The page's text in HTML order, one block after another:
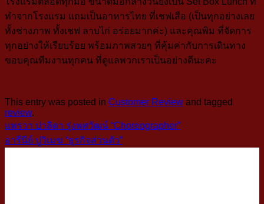
ทำจากโรงแรม แถมเป็นอาหารไทย ที่เชฟเสือ (เป็นทุกอย่างเลย
ทั้งช่างภาพ ทั้งเชฟ ลาบไก่ อร่อยมากค่ะ) และคุณพิม ที่จัดการ
ทุกอย่างให้เรียบร้อย พร้อมภาพสวยๆ ที่คุ้มค่ากับการเดินทาง
ขอบคุณทีมงานทุกคน ที่ดูแลพวกเราเป็นอย่างดีนะคะ
This entry was posted in Customer Review and tagged
review.
แพรวา ปาลิดา รุ่งพศวัฒน์ “Choreographer”
อารีนีย์ ปูวิเมฆ “ธุรกิจส่วนตัว”